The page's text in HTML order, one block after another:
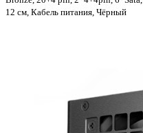
12 см, Кабель питания, Чёрный